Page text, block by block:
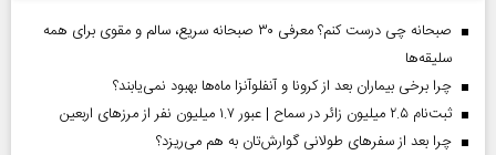
صبحانه چی درست کنم؟ معرفی ۳۰ صبحانه سریع، سالم و مقوی برای همه
سلیقه‌ها
چرا برخی بیماران بعد از کرونا و آنفلوآنزا ماه‌ها بهبود نمی‌یابند؟
ثبت‌نام ۲.۵ میلیون زائر در سماح | عبور ۱.۷ میلیون نفر از مرز‌های اربعین
چرا بعد از سفرهای طولانی گوارش‌تان به هم می‌ریزد؟